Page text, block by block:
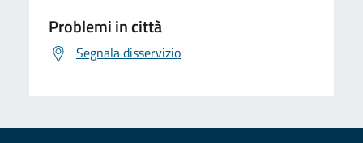
Problemi in città
Segnala disservizio